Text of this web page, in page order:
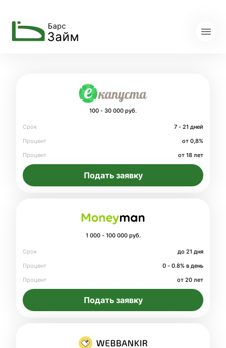
100 - 30 000 руб.
Срок
7 - 21 дней
Процент
от 0,8%
Процент
от 18 лет
Подать заявку
1 000 - 100 000 руб.
Срок
до 21 дня
Процент
0 - 0.8% в день
Процент
от 20 лет
Подать заявку